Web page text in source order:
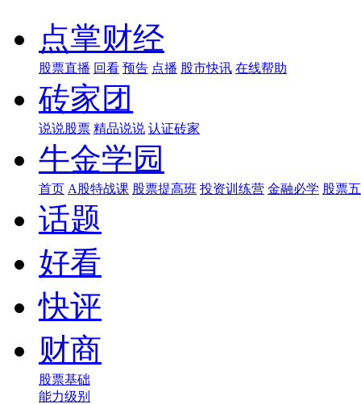
点掌财经
股票直播 回看 预告 点播 股市快讯 在线帮助
砖家团
说说股票 精品说说 认证砖家
牛金学园
首页 A股特战课 股票提高班 投资训练营 金融必学 股票
话题
好看
快评
财商
股票基础
能力级别